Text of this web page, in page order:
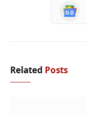
Related Posts